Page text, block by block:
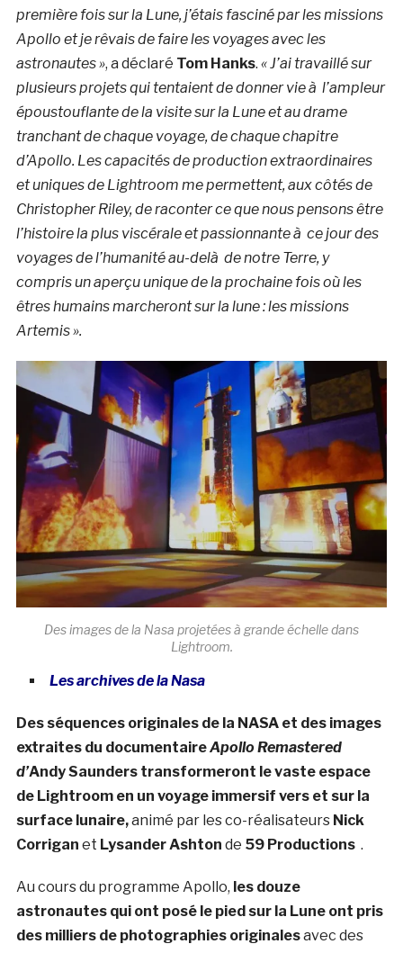
première fois sur la Lune, j’étais fasciné par les missions
Apollo et je rêvais de faire les voyages avec les
astronautes », a déclaré Tom Hanks. «J’ai travaillé sur
plusieurs projets qui tentaient de donner vie à l’ampleur
époustouflante de la visite sur la Lune et au drame
tranchant de chaque voyage, de chaque chapitre
d’Apollo. Les capacités de production extraordinaires
et uniques de Lightroom me permettent, aux côtés de
Christopher Riley, de raconter ce que nous pensons être
l’histoire la plus viscérale et passionnante à ce jour des
voyages de l’humanité au-delà de notre Terre, y
compris un aperçu unique de la prochaine fois où les
êtres humains marcheront sur la lune : les missions
Artemis ».
Des images de la Nasa projetées à grande échelle dans
Lightroom.
Les archives de la Nasa
Des séquences originales de la NASA et des images
extraites du documentaireApollo Remastered
d’Andy Saunders transformeront le vaste espace
de Lightroom en un voyage immersif vers et sur la
surface lunaire,animé par les co-réalisateurs Nick
Corrigan et Lysander Ashton de 59 Productions.
Au cours du programme Apollo, les douze
astronautes qui ont posé le pied sur la Lune ont pris
des milliers de photographies originalesavec des